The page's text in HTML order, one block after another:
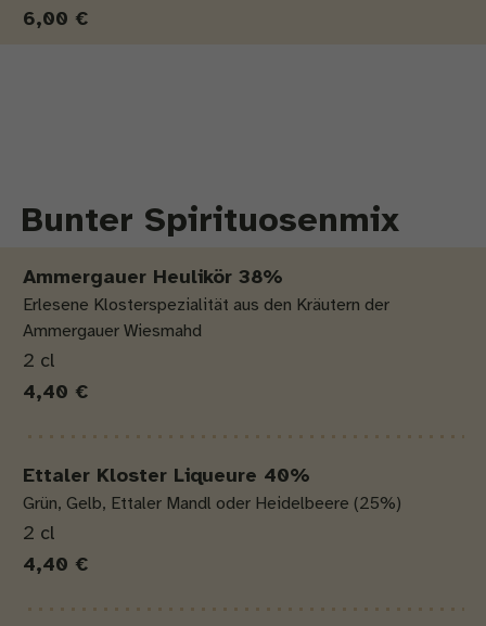
6,00 €
Bunter Spirituosenmix
Produkt
Menge
Preis
Ammergauer Heulikör 38%
Erlesene Klosterspezialität aus den Kräutern der
Ammergauer Wiesmahd
2 cl
4,40 €
Ettaler Kloster Liqueure 40%
Grün, Gelb, Ettaler Mandl oder Heidelbeere (25%)
2 cl
4,40 €